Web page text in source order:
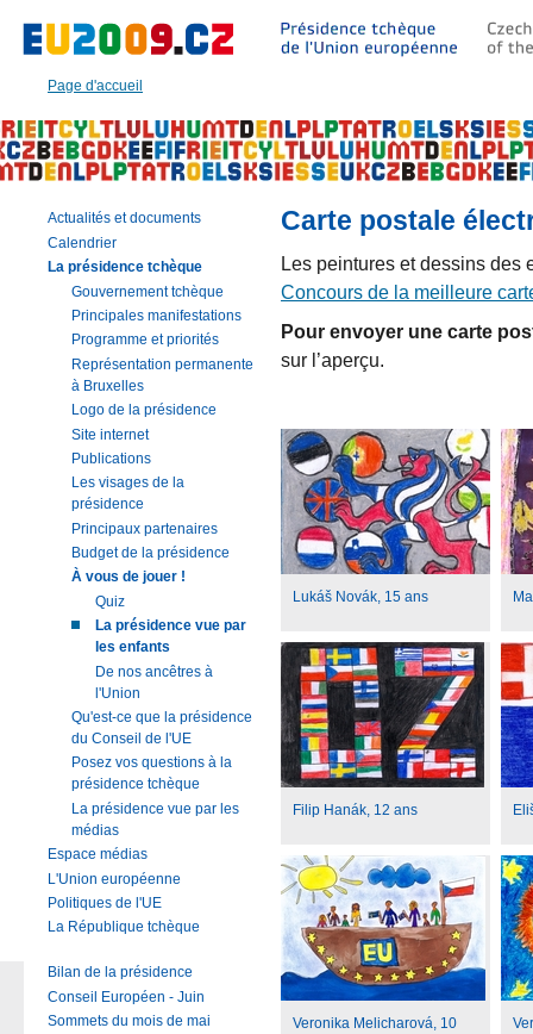
Page d'accueil
Texte
cette
page
|
Navigation
Recherche
Carte postale
Les peintures et dessins des
Concours de la meilleure
Pour envoyer une carte
sur l’aperçu.
Lukáš Novák, 15 ans
Filip Hanák, 12 ans
Veronika Melicharová, 10
Actualités et documents
Calendrier
La présidence tchèque
Gouvernement tchèque
Principales manifestations
Programme et priorités
Représentation permanente
à Bruxelles
Logo de la présidence
Site internet
Publications
Les visages de la
présidence
Principaux partenaires
Budget de la présidence
À vous de jouer !
Quiz
La présidence vue par
les enfants
De nos ancêtres à
l'Union
Qu'est-ce que la présidence
du Conseil de l'UE
Posez vos questions à la
présidence tchèque
La présidence vue par les
médias
Espace médias
L'Union européenne
Politiques de l'UE
La République tchèque
Bilan de la présidence
Conseil Européen - Juin
Sommets du mois de mai